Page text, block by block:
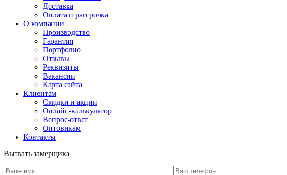
Доставка
Оплата и рассрочка
О компании
Производство
Гарантия
Портфолио
Отзывы
Реквизиты
Вакансии
Карта сайта
Клиентам
Скидки и акции
Онлайн-калькулятор
Вопрос-ответ
Оптовикам
Контакты
Вызвать замерщика